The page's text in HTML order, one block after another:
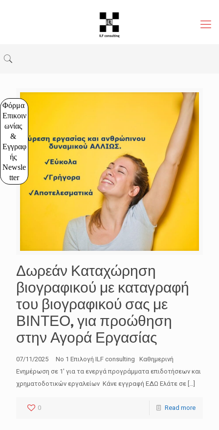
Φόρμα
Επικοιν
ωνίας
&
Εγγραφ
ής
Newsle
tter
Δωρεάν Καταχώρηση
βιογραφικού με καταγραφή
του βιογραφικού σας με
ΒΙΝΤΕΟ, για προώθηση
στην Αγορά Εργασίας
07/11/2025 No 1 Επιλογή ILF consulting Καθημερινή
Ενημέρωση σε 1′ για τα ενεργά προγράμματα επιδοτήσεων και
χρηματοδοτικών εργαλείων Κάνε εγγραφή ΕΔΩ Ελάτε σε […]
0 Read more